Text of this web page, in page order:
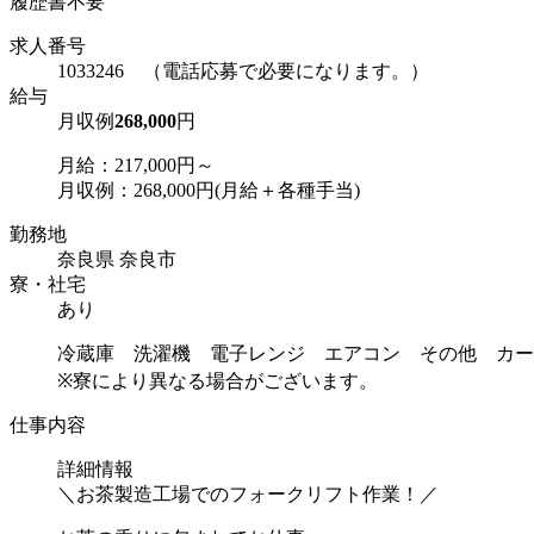
求人番号
1033246 （電話応募で必要になります。）
給与
月収例268,000円
月給：217,000円～
月収例：268,000円(月給＋各種手当)
勤務地
奈良県 奈良市
寮・社宅
あり
冷蔵庫 洗濯機 電子レンジ エアコン その他 カー
※寮により異なる場合がございます。
仕事内容
詳細情報
＼お茶製造工場でのフォークリフト作業！／